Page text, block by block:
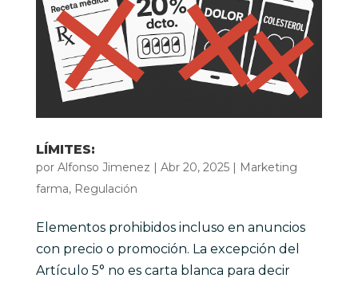
LÍMITES:
por Alfonso Jimenez Abr 20, 2025|
Marketing
farma, Regulación
Elementos prohibidos incluso en anuncios
con precio o promoción. La excepción del
Artículo 5° no es carta blanca para decir